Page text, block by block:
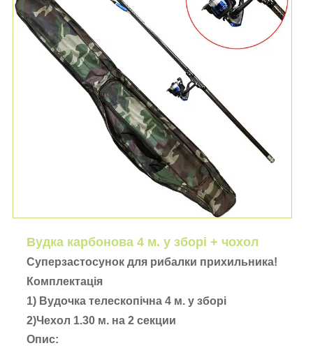
Вудка карбонова 4 м. у зборі + чохол
Суперзастосунок для рибалки прихильника!
Комплектація
1) Вудочка телескопічна 4 м. у зборі
2)Чехол 1.30 м. на 2 секции
Опис: